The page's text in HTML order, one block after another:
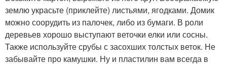
землю украсьте (приклейте) листьями, ягодками. Домик
можно соорудить из палочек, либо из бумаги. В роли
деревьев хорошо выступают веточки елки или сосны.
Также используйте срубы с засохших толстых веток. Не
забывайте про камушки. Ну и пластилин вам всегда в